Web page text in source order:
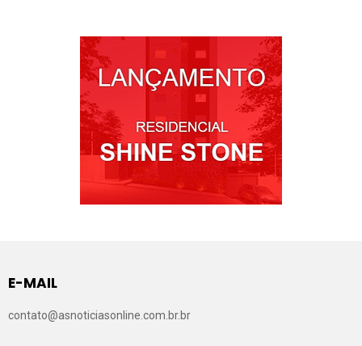
E-MAIL
contato@asnoticiasonline.com.br.br